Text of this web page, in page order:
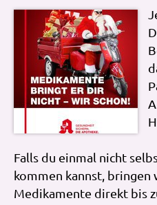
Falls du einmal nicht
kommen kannst, bringen
Medikamente direkt bis